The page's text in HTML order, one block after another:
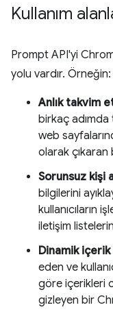
Kullanım
Prompt API'yi
yolu vardır. Örneğin:
Anlık takvim
birkaç
web
olarak çıkaran
Sorunsuz kişi
bilgilerini
kullanıcıların
iletişim
Dinamik
eden ve
göre içerikleri
gizleyen bir